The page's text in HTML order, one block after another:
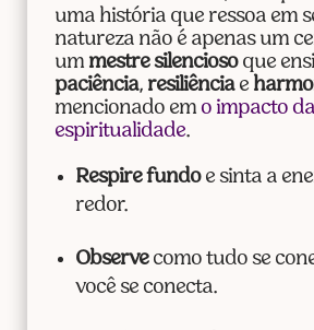
uma história que ressoa em
natureza não é apenas um
um mestre silenciosoque
paciência, resiliênciae
mencionado em o impacto
espiritualidade.
Respire fundoe sinta a
redor.
Observecomo tudo se
você se conecta.